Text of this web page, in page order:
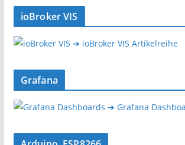
ioBroker VIS
➔ ioBroker VIS Artikelreihe
Grafana
➔ Grafana